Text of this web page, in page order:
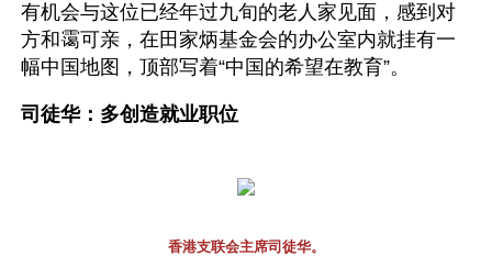
有机会与这位已经年过九旬的老人家见面，感到对
方和霭可亲，在田家炳基金会的办公室内就挂有一
幅中国地图，顶部写着“中国的希望在教育”。
司徒华：多创造就业职位
香港支联会主席司徒华。